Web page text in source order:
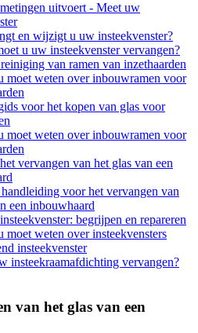
uitvoert - Meet uw
en wijzigt u uw insteekvenster?
u uw insteekvenster vervangen?
van ramen van inzethaarden
moet weten over inbouwramen voor
voor het kopen van glas voor
moet weten over inbouwramen voor
vervangen van het glas van een
voor het vervangen van
een inbouwhaard
begrijpen en repareren
moet weten over insteekvensters
insteekvenster
insteekraamafdichting vervangen?
van het glas van een